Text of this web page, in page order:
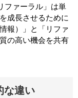
ファーラル」は単
成長させるために
報）」と「リファ
の高い機会を共有
な違い